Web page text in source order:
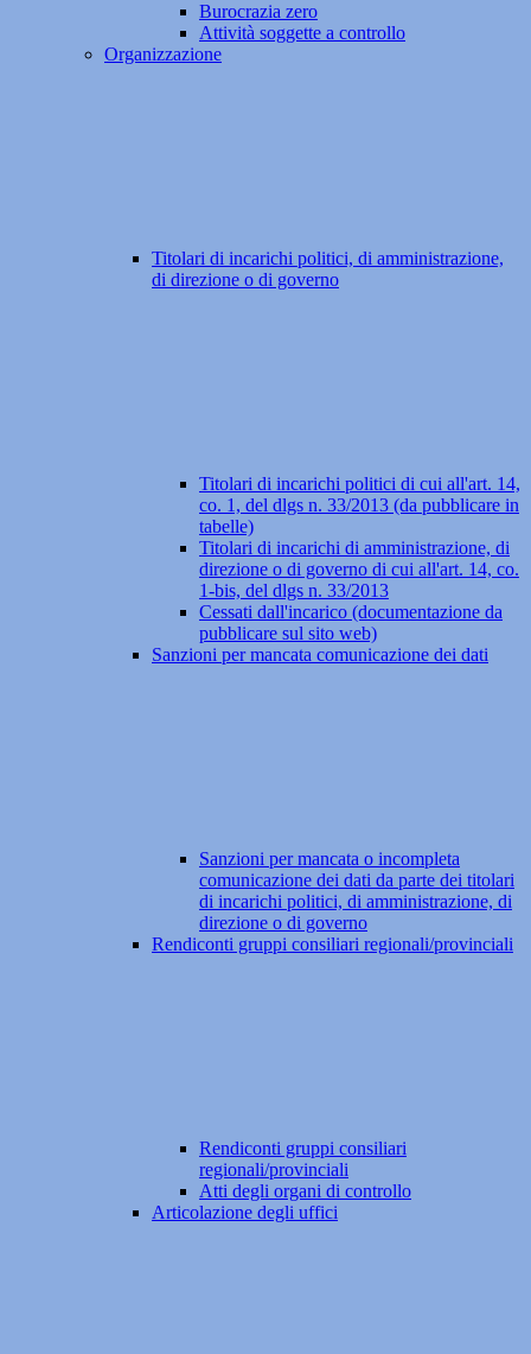
Burocrazia zero
Attività soggette a controllo
Organizzazione
Titolari di incarichi politici, di amministrazione,
di direzione o di governo
Titolari di incarichi politici di cui all'art. 14,
co. 1, del dlgs n. 33/2013 (da pubblicare in
tabelle)
Titolari di incarichi di amministrazione, di
direzione o di governo di cui all'art. 14, co.
1-bis, del dlgs n. 33/2013
Cessati dall'incarico (documentazione da
pubblicare sul sito web)
Sanzioni per mancata comunicazione dei dati
Sanzioni per mancata o incompleta
comunicazione dei dati da parte dei titolari
di incarichi politici, di amministrazione, di
direzione o di governo
Rendiconti gruppi consiliari regionali/provinciali
Rendiconti gruppi consiliari
regionali/provinciali
Atti degli organi di controllo
Articolazione degli uffici